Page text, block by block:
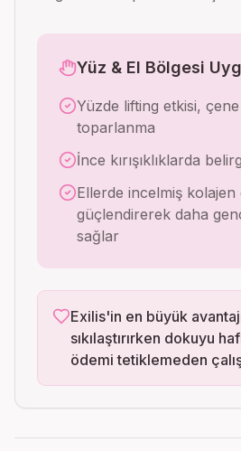
Yüz & El Bölgesi
Yüzde lifting etkisi, çene
toparlanma
İnce kırışıklıklarda
Ellerde incelmiş
güçlendirerek daha
sağlar
Exilis'in en büyük
sıkılaştırırken dokuyu
ödemi tetiklemeden